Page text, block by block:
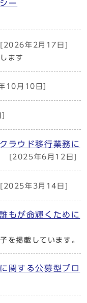
ー
[2026年2月17日]
ます
10月10日]
]
ラウド移行業務に
[2025年6月12日]
[2025年3月14日]
もが命輝くために
を掲載しています。
関する公募型プロ